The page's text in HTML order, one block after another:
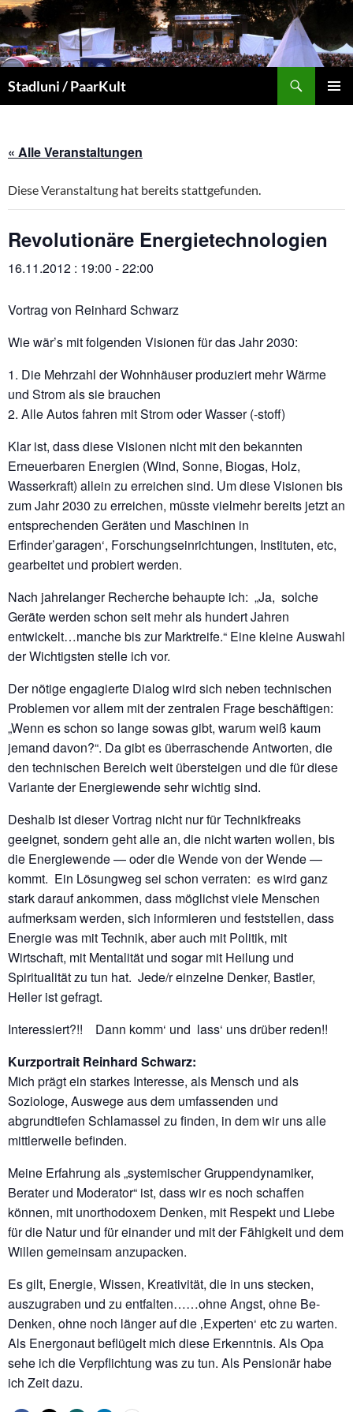
Zum
Inhalt
springen
Stadluni / PaarKult
« Alle Veranstaltungen
Diese Veranstaltung hat bereits stattgefunden.
Revolutionäre Energietechnologien
16.11.2012 : 19:00 -22:00
Vortrag von Reinhard Schwarz
Wie wär’s mit folgenden Visionen für das Jahr 2030:
1. Die Mehrzahl der Wohnhäuser produziert mehr Wärme
und Strom als sie brauchen
2. Alle Autos fahren mit Strom oder Wasser (-stoff)
Klar ist, dass diese Visionen nicht mit den bekannten
Erneuerbaren Energien (Wind, Sonne, Biogas, Holz,
Wasserkraft) allein zu erreichen sind. Um diese Visionen bis
zum Jahr 2030 zu erreichen, müsste vielmehr bereits jetzt an
entsprechenden Geräten und Maschinen in
Erfinder’garagen‘, Forschungseinrichtungen, Instituten, etc,
gearbeitet und probiert werden.
Nach jahrelanger Recherche behaupte ich: „Ja, solche
Geräte werden schon seit mehr als hundert Jahren
entwickelt…manche bis zur Marktreife.“ Eine kleine Auswahl
der Wichtigsten stelle ich vor.
Der nötige engagierte Dialog wird sich neben technischen
Problemen vor allem mit der zentralen Frage beschäftigen:
„Wenn es schon so lange sowas gibt, warum weiß kaum
jemand davon?“. Da gibt es überraschende Antworten, die
den technischen Bereich weit übersteigen und die für diese
Variante der Energiewende sehr wichtig sind.
Deshalb ist dieser Vortrag nicht nur für Technikfreaks
geeignet, sondern geht alle an, die nicht warten wollen, bis
die Energiewende — oder die Wende von der Wende —
kommt. Ein Lösungweg sei schon verraten: es wird ganz
stark darauf ankommen, dass möglichst viele Menschen
aufmerksam werden, sich informieren und feststellen, dass
Energie was mit Technik, aber auch mit Politik, mit
Wirtschaft, mit Mentalität und sogar mit Heilung und
Spiritualität zu tun hat. Jede/r einzelne Denker, Bastler,
Heiler ist gefragt.
Interessiert?!! Dann komm‘ und lass‘ uns drüber reden!!
Kurzportrait Reinhard Schwarz:
Mich prägt ein starkes Interesse, als Mensch und als
Soziologe, Auswege aus dem umfassenden und
abgrundtiefen Schlamassel zu finden, in dem wir uns alle
mittlerweile befinden.
Meine Erfahrung als „systemischer Gruppendynamiker,
Berater und Moderator“ ist, dass wir es noch schaffen
können, mit unorthodoxem Denken, mit Respekt und Liebe
für die Natur und für einander und mit der Fähigkeit und dem
Willen gemeinsam anzupacken.
Es gilt, Energie, Wissen, Kreativität, die in uns stecken,
auszugraben und zu entfalten……ohne Angst, ohne Be-
Denken, ohne noch länger auf die ‚Experten‘ etc zu warten.
Als Energonaut beflügelt mich diese Erkenntnis. Als Opa
sehe ich die Verpflichtung was zu tun. Als Pensionär habe
ich Zeit dazu.